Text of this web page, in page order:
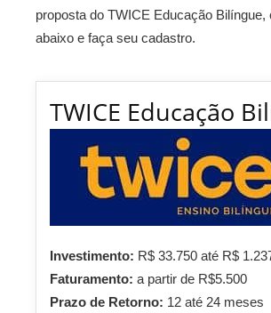
proposta do TWICE Educação Bilíngue,
abaixo e faça seu cadastro.
TWICE Educação
Investimento: R$ 33.750 até R$
Faturamento: a partir de R$5.500
Prazo de Retorno: 12 até 24 meses